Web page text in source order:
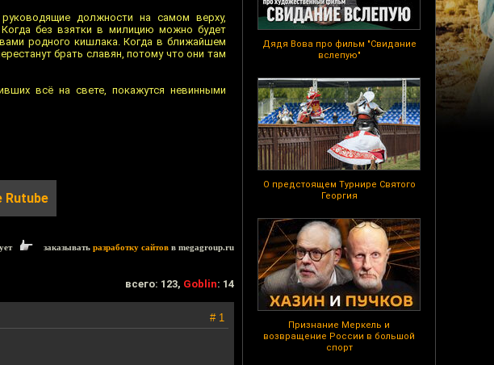
Дядя Вова про фильм "Свидание
вслепую"
О предстоящем Турнире Святого
Георгия
Признание Меркель и
возвращение России в большой
спорт
должности на самом верху,
без взятки в милицию можно будет
родного кишлака. Когда в ближайшем
брать славян, потому что они там
всё на свете, покажутся невинными
Rutube
заказывать разработку сайтов в megagroup.ru
всего: 123, Goblin: 14
# 1